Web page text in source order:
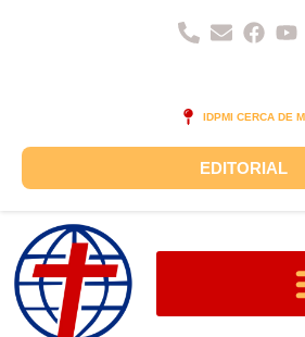
IDPMI CERCA DE
EDITORIAL